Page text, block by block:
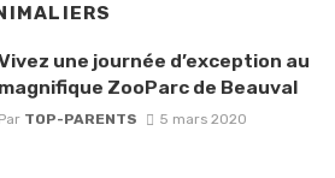
une journée d’exception au
magnifique ZooParc de Beauval
Par TOP-PARENTS 5 mars 2020